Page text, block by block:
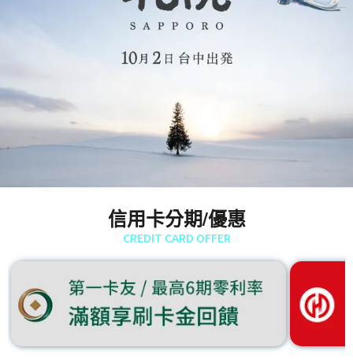
信用卡分期/優惠
CREDIT CARD OFFER